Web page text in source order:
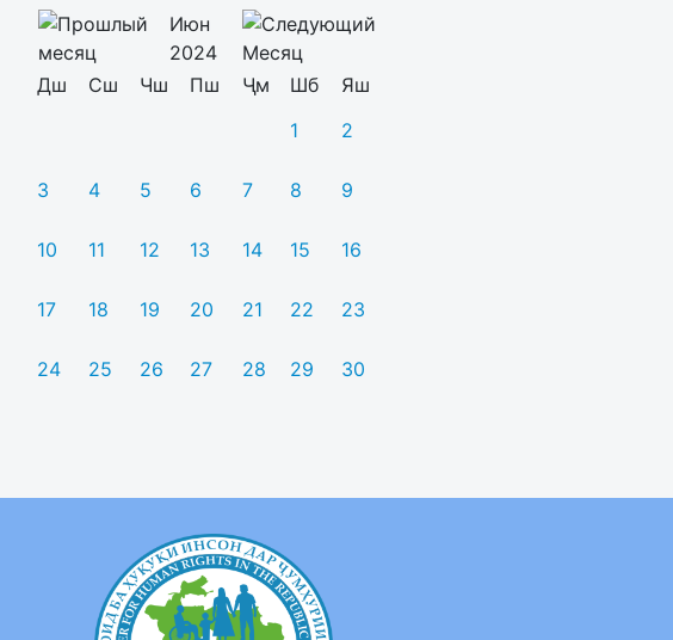
Июн
2024
Дш
Сш Чш Пш Ҷм Шб
Яш
1
2
3 4 5 6 7 8 9
10 11 12 13 14 15 16
17 18 19 20 21 22 23
24 25 26 27 28 29 30